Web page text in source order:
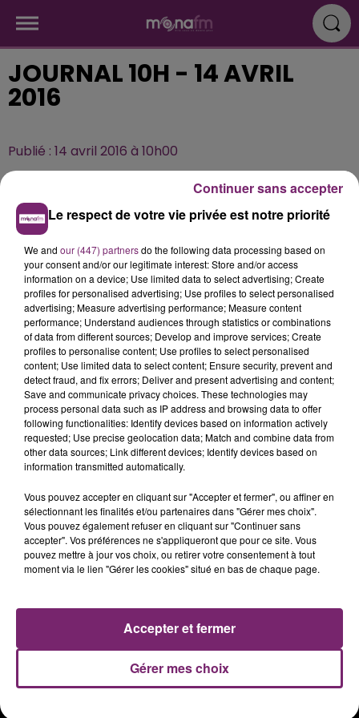
JOURNAL 10H - 14 AVRIL
2016
Publié : 14 avril 2016 à 10h00
ACTUS RADIO
PODCASTS
JEUX
PHOTOS PUBLICITÉ
Plan du site
Mentions légales
Le respect de votre vie privée est notre priorité
We and our (447) partnersdo the following data processing based on
your consent and/or our legitimate interest: Store and/or access
information on a device; Use limited data to select advertising; Create
profiles for personalised advertising; Use profiles to select personalised
advertising; Measure advertising performance; Measure content
performance; Understand audiences through statistics or combinations
of data from different sources; Develop and improve services; Create
profiles to personalise content; Use profiles to select personalised
content; Use limited data to select content; Ensure security, prevent and
detect fraud, and fix errors; Deliver and present advertising and content;
Save and communicate privacy choices. These technologies may
process personal data such as IP address and browsing data to offer
following functionalities: Identify devices based on information actively
requested; Use precise geolocation data; Match and combine data from
other data sources; Link different devices; Identify devices based on
information transmitted automatically.
Vous pouvez accepter en cliquant sur "Accepter et fermer", ou affiner en
sélectionnant les finalités et/ou partenaires dans "Gérer mes choix".
Vous pouvez également refuser en cliquant sur "Continuer sans
accepter". Vos préférences ne s'appliqueront que pour ce site. Vous
pouvez mettre à jour vos choix, ou retirer votre consentement à tout
moment via le lien "Gérer les cookies" situé en bas de chaque page.
Gérer mes choix
Accepter et fermer
Continuer sans accepter